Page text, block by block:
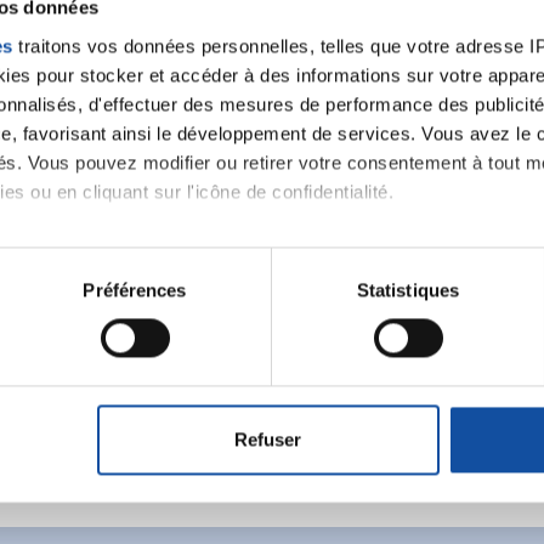
données
traitons vos données personnelles, telles que votre adresse
pour stocker et accéder à des informations sur votre
d'effectuer des mesures de performance des
favorisant ainsi le développement de services. Vous avez le
Vous pouvez modifier ou retirer votre consentement à tout
ou en cliquant sur l'icône de confidentialité.
également :
sur votre localisation géographique qui peuvent être
de vos données personnelles et définir vos
ou retirer votre consentement à tout moment à partir de la
Préférences Statistiques
Refuser
Ecrire un commentaire
une nouvelle discussion vous aurez besoin de vous
Créer un nouveau compte